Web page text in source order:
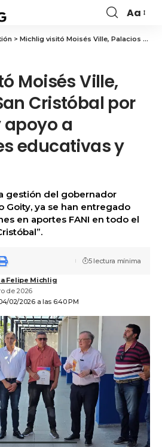
Aa
> Michlig visitó Moisés Ville, Palacios y San Cristóbal por gestiones y apoyo a instituciones educativas y deportivas
Moisés Ville,
Cristóbal por
apoyo a
educativas y
gestión del gobernador
Goity, ya se han entregado
en aportes FANI en todo el
02/2026 a las 6:40 PM
Felipe Michlig
de 2026
5 lectura mínima